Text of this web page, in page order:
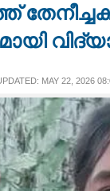
MAY 22, 2026